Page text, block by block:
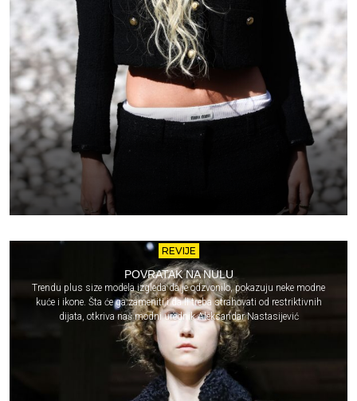
REVIJE
POVRATAK NA NULU
Trendu plus size modela izgleda da je odzvonilo, pokazuju neke modne
kuće i ikone. Šta će ga zameniti i da li treba strahovati od restriktivnih
dijata, otkriva naš modni urednik Aleksandar Nastasijević